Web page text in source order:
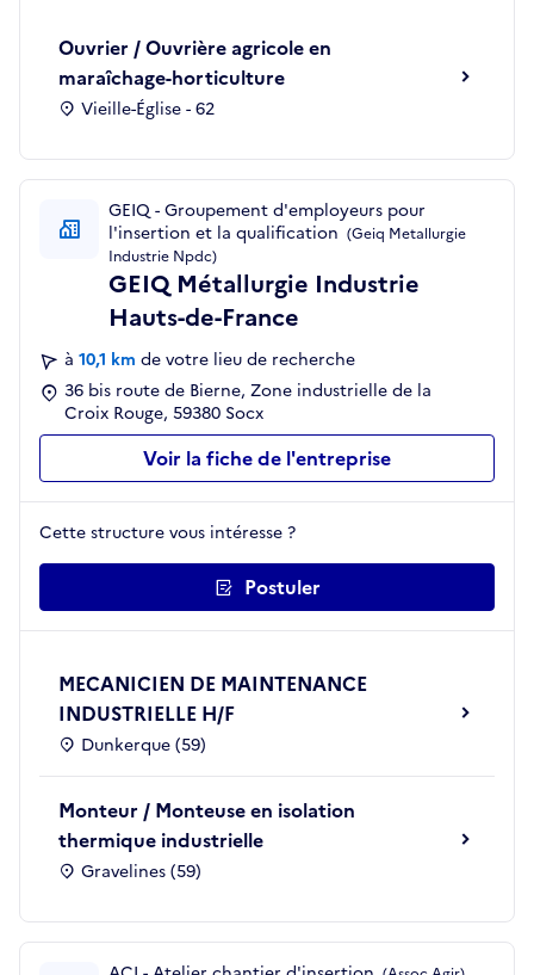
Ouvrier / Ouvrière agricole en
maraîchage-horticulture
Vieille-Église - 62
GEIQ - Groupement d'employeurs pour
l'insertion et la qualification (Geiq Metallurgie
Industrie Npdc)
GEIQ Métallurgie Industrie
Hauts-de-France
à 10,1 km de votre lieu de recherche
36 bis route de Bierne, Zone industrielle de la
Croix Rouge, 59380 Socx
Voir la fiche de l'entreprise
Cette structure vous intéresse ?
Postuler
MECANICIEN DE MAINTENANCE
INDUSTRIELLE H/F
Dunkerque (59)
Monteur / Monteuse en isolation
thermique industrielle
Gravelines (59)